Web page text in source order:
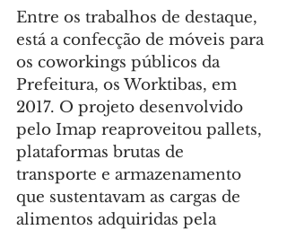
Entre os trabalhos de destaque,
está a confecção de móveis para
os coworkings públicos da
Prefeitura, os Worktibas, em
2017. O projeto desenvolvido
pelo Imap reaproveitou pallets,
plataformas brutas de
transporte e armazenamento
que sustentavam as cargas de
alimentos adquiridas pela